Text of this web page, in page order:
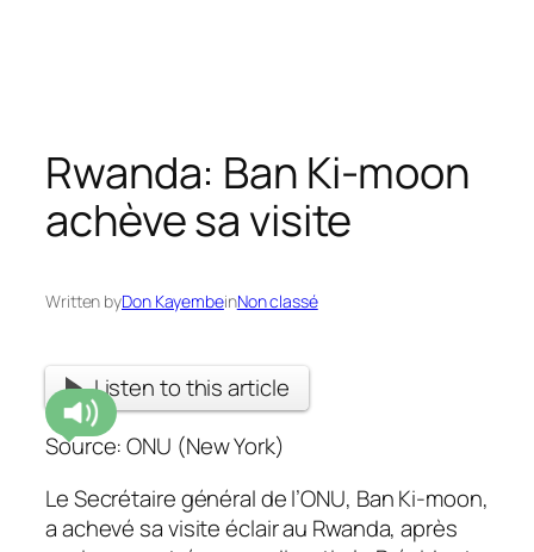
Rwanda: Ban Ki-moon
achève sa visite
Written byDon KayembeinNon classé
Listen to this article
Source: ONU (New York)
Le Secrétaire général de l’ONU, Ban Ki-moon,
a achevé sa visite éclair au Rwanda, après